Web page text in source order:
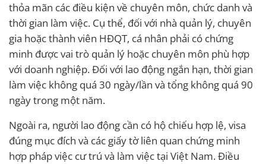
thỏa mãn các điều kiện về chuyên môn, chức danh và
thời gian làm việc. Cụ thể, đối với nhà quản lý, chuyên
gia hoặc thành viên HĐQT, cá nhân phải có chứng
minh được vai trò quản lý hoặc chuyên môn phù hợp
với doanh nghiệp. Đối với lao động ngắn hạn, thời gian
làm việc không quá 30 ngày/lần và tổng không quá 90
ngày trong một năm.
Ngoài ra, người lao động cần có hộ chiếu hợp lệ, visa
đúng mục đích và các giấy tờ liên quan chứng minh
hợp pháp việc cư trú và làm việc tại Việt Nam. Điều